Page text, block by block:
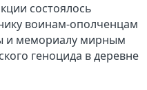
состоялось
воинам-ополченцам
и мемориалу мирным
геноцида в деревне